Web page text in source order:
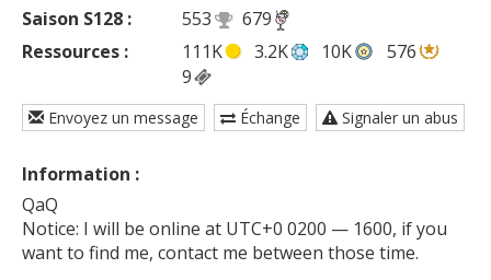
Saison S128 :
553
679
Ressources :
111K 3.2K 10K
576
9
Envoyez un message Échange Signaler un abus
Information :
QaQ
Notice: I will be online at UTC+0 0200 — 1600, if you
want to find me, contact me between those time.